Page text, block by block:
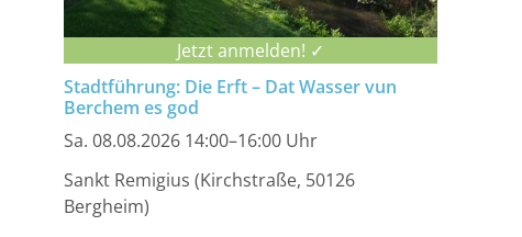
Jetzt anmelden! ✓
Stadtführung: Die Erft – Dat Wasser vun
Berchem es god
Sa. 08.08.2026 14:00–16:00 Uhr
Sankt Remigius (Kirchstraße, 50126
Bergheim)